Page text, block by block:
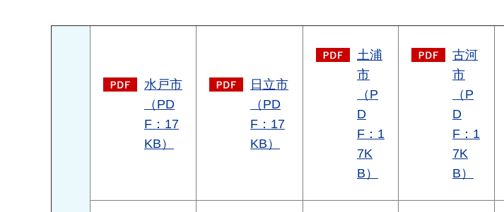
水戸市
（PD
F：17
KB）
日立市
（PD
F：17
KB）
土浦
市
（P
D
F：1
7K
B）
古河
市
（P
D
F：1
7K
B）